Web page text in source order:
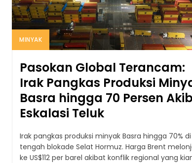
MINYAK
Pasokan Global Terancam:
Irak Pangkas Produksi
Basra hingga 70 Persen
Eskalasi Teluk
Irak pangkas produksi minyak Basra hingga 70% di
tengah blokade Selat Hormuz. Harga Brent
ke US$112 per barel akibat konflik regional yang